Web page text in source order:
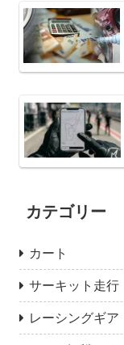
カテゴリー
カート
サーキット走行
レーシングギア